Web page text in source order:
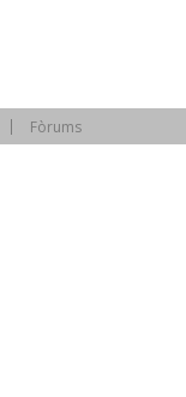
Fòrums